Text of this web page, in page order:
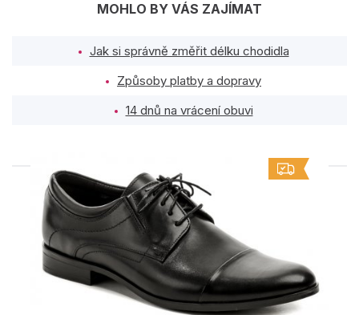
MOHLO BY VÁS ZAJÍMAT
Jak si správně změřit délku chodidla
Způsoby platby a dopravy
14 dnů na vrácení obuvi
PODOBNÉ PRODUKTY